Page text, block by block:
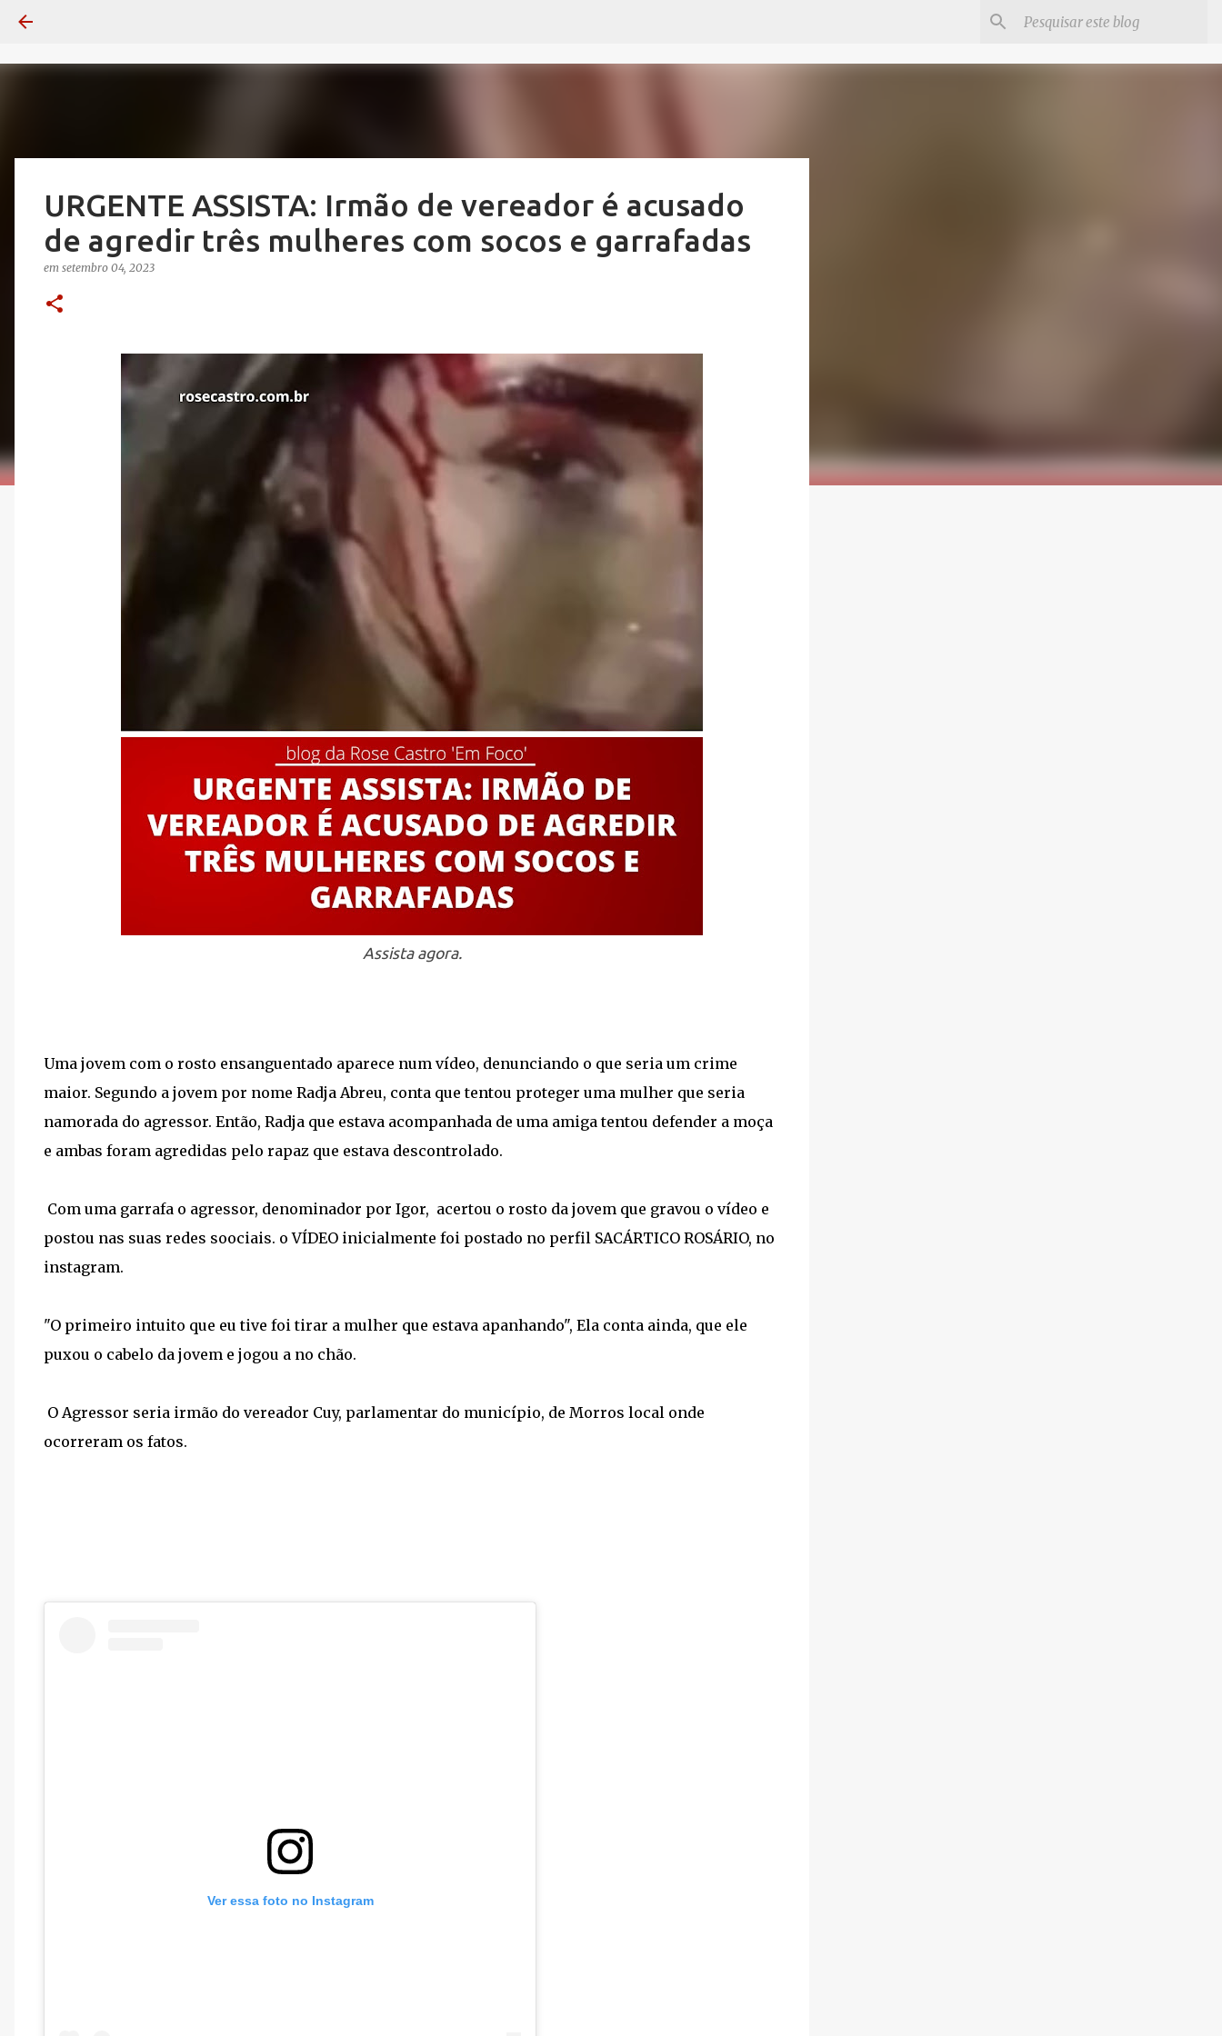
URGENTE ASSISTA: Irmão de vereador é acusado
de agredir três mulheres com socos e garrafadas
em setembro 04, 2023
Assista agora.
Uma jovem com o rosto ensanguentado aparece num vídeo, denunciando o que seria um crime
maior. Segundo a jovem por nome Radja Abreu, conta que tentou proteger uma mulher que seria
namorada do agressor. Então, Radja que estava acompanhada de uma amiga tentou defender a moça
e ambas foram agredidas pelo rapaz que estava descontrolado.
Com uma garrafa o agressor, denominador por Igor, acertou o rosto da jovem que gravou o vídeo e
postou nas suas redes soociais. o VÍDEO inicialmente foi postado no perfil SACÁRTICO ROSÁRIO, no
instagram.
"O primeiro intuito que eu tive foi tirar a mulher que estava apanhando", Ela conta ainda, que ele
puxou o cabelo da jovem e jogou a no chão.
O Agressor seria irmão do vereador Cuy, parlamentar do município, de Morros local onde
ocorreram os fatos.
Ver essa foto no Instagram